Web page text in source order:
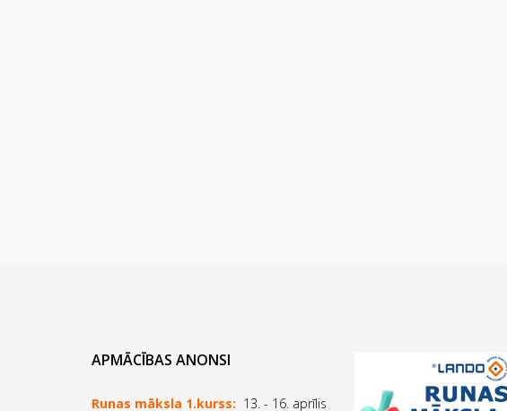
APMĀCĪBAS ANONSI
Runas māksla 1.kurss: 13. - 16. aprīlis